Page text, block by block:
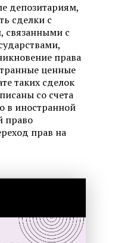
депозитариям,
сделки с
связанными с
права
ценные
таких сделок
со счета
в иностранной
право
прав на